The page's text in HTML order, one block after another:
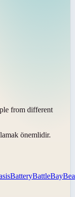
from different
önemlidir.
BatteryBattleBay